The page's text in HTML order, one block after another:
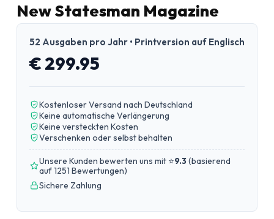
New Statesman Magazine
52 Ausgaben pro Jahr • Printversion auf Englisch
€ 299.95
Kostenloser Versand nach Deutschland
Keine automatische Verlängerung
Keine versteckten Kosten
Verschenken oder selbst behalten
Unsere Kunden bewerten uns mit ⭐9.3(basierend
auf 1251 Bewertungen)
Sichere Zahlung